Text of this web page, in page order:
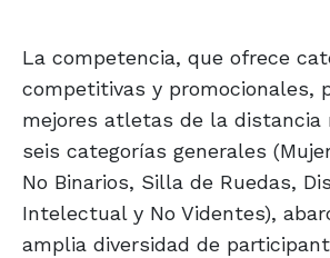
La competencia, que ofrece
competitivas y promocionales,
mejores atletas de la distancia
seis categorías generales
No Binarios, Silla de Ruedas,
Intelectual y No Videntes),
amplia diversidad de